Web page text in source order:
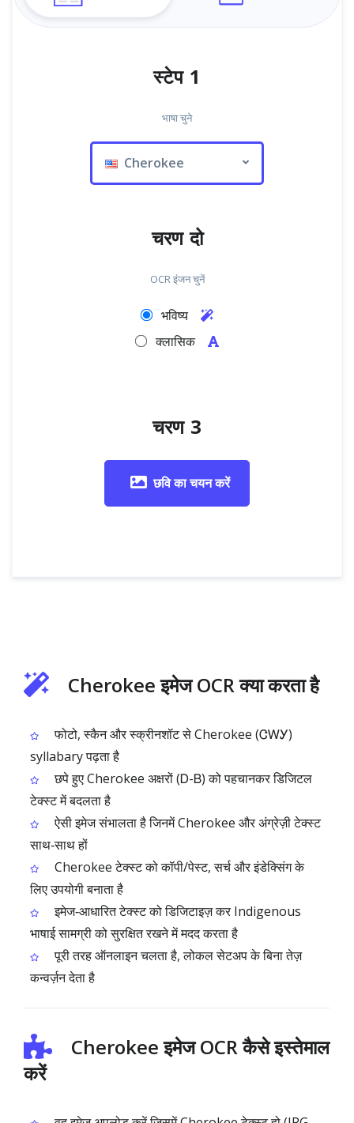
स्टेप 1
भाषा चुने
Cherokee
चरण दो
OCR इंजन चुनें
भविष्य
क्लासिक
चरण 3
छवि का चयन करें
Cherokee इमेज OCR क्या करता है
फोटो, स्कैन और स्क्रीनशॉट से Cherokee (ᏣᎳᎩ)
syllabary पढ़ता है
छपे हुए Cherokee अक्षरों (Ꭰ-Ᏼ) को पहचानकर डिजिटल
टेक्स्ट में बदलता है
ऐसी इमेज संभालता है जिनमें Cherokee और अंग्रेज़ी टेक्स्ट
साथ‑साथ हों
Cherokee टेक्स्ट को कॉपी/पेस्ट, सर्च और इंडेक्सिंग के
लिए उपयोगी बनाता है
इमेज‑आधारित टेक्स्ट को डिजिटाइज़ कर Indigenous
भाषाई सामग्री को सुरक्षित रखने में मदद करता है
पूरी तरह ऑनलाइन चलता है, लोकल सेटअप के बिना तेज़
कन्वर्ज़न देता है
Cherokee इमेज OCR कैसे इस्तेमाल
करें